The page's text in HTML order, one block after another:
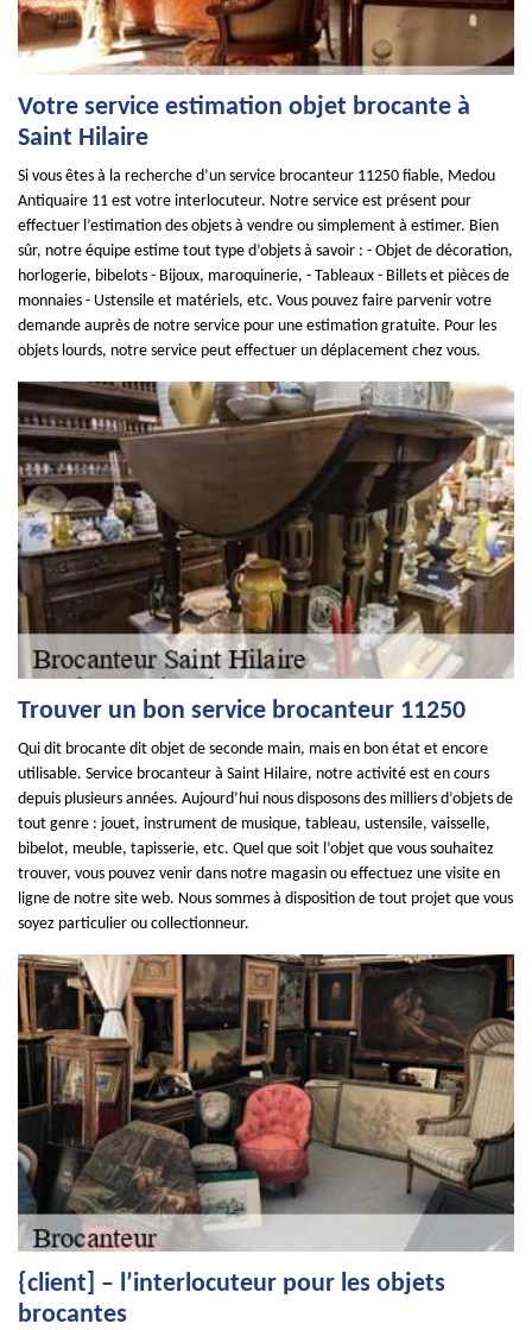
Votre service estimation objet brocante à
Saint Hilaire
Si vous êtes à la recherche d’un service brocanteur 11250 fiable, Medou
Antiquaire 11 est votre interlocuteur. Notre service est présent pour
effectuer l’estimation des objets à vendre ou simplement à estimer. Bien
sûr, notre équipe estime tout type d’objets à savoir : - Objet de décoration,
horlogerie, bibelots - Bijoux, maroquinerie, - Tableaux - Billets et pièces de
monnaies - Ustensile et matériels, etc. Vous pouvez faire parvenir votre
demande auprès de notre service pour une estimation gratuite. Pour les
objets lourds, notre service peut effectuer un déplacement chez vous.
Trouver un bon service brocanteur 11250
Qui dit brocante dit objet de seconde main, mais en bon état et encore
utilisable. Service brocanteur à Saint Hilaire, notre activité est en cours
depuis plusieurs années. Aujourd’hui nous disposons des milliers d’objets de
tout genre : jouet, instrument de musique, tableau, ustensile, vaisselle,
bibelot, meuble, tapisserie, etc. Quel que soit l’objet que vous souhaitez
trouver, vous pouvez venir dans notre magasin ou effectuez une visite en
ligne de notre site web. Nous sommes à disposition de tout projet que vous
soyez particulier ou collectionneur.
{client] – l’interlocuteur pour les objets
brocantes